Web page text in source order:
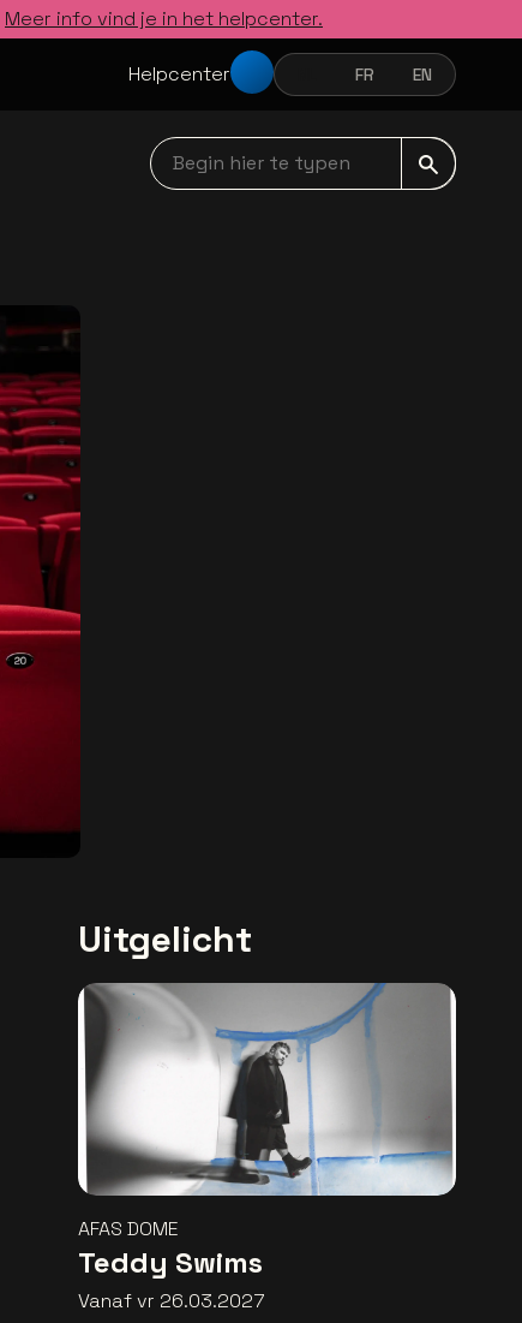
Meer info vind je in het helpcenter.
Helpcenter NEDERLANDSFRANÇAIS
FR ENGLISH
EN
Begin hier te typen navbar
Uitgelicht
AFAS DOME
Teddy Swims
Vanaf vr 26.03.2027